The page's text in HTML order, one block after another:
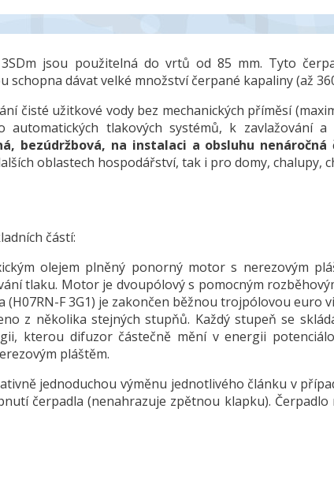
jsou použitelná do vrtů od 85 mm. Tyto
schopna dávat velké množství čerpané kapaliny (až
čisté užitkové vody bez mechanických příměsí
automatických tlakových systémů, k
bezúdržbová, na instalaci a obsluhu nenáročná
oblastech hospodářství, tak i pro domy, chalupy,
částí:
olejem plněný ponorný motor s nerezovým
tlaku. Motor je dvoupólový s pomocným
(H07RN-F 3G1) je zakončen běžnou trojpólovou euro
z několika stejných stupňů. Každý stupeň se
kterou difuzor částečně mění v energii
pláštěm.
jednoduchou výměnu jednotlivého článku v
čerpadla (nenahrazuje zpětnou klapku).